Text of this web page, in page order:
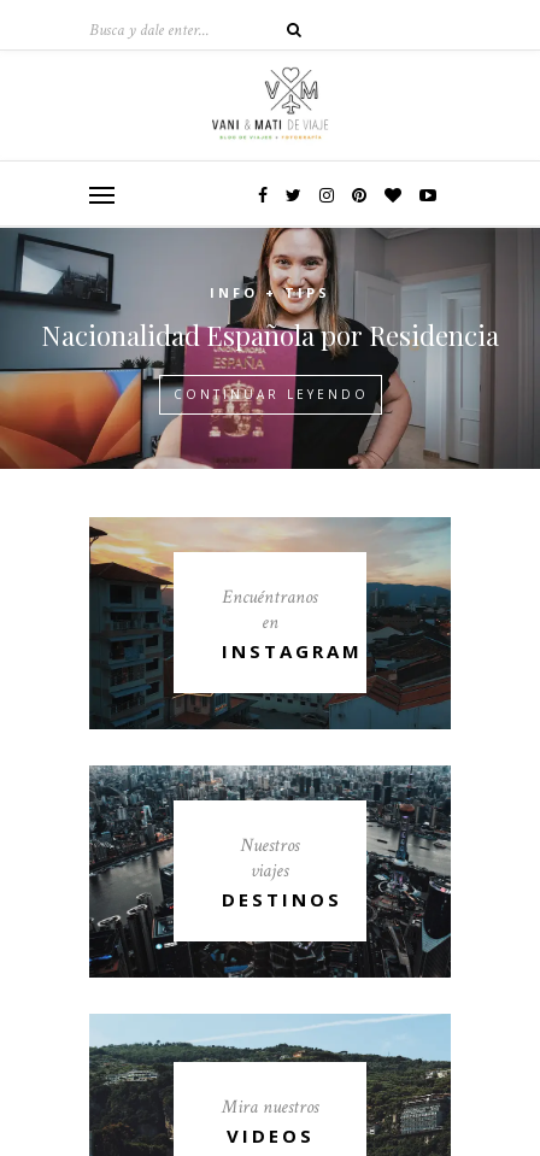
INFO + TIPS
Nacionalidad Española por Residencia
CONTINUAR LEYENDO
Encuéntranos
en
INSTAGRAM
Nuestros
viajes
DESTINOS
Mira nuestros
VIDEOS